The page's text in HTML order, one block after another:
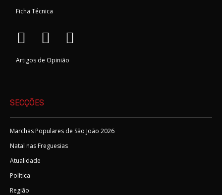
Ficha Técnica
Artigos de Opinião
SECÇÕES
Marchas Populares de São João 2026
Natal nas Freguesias
Atualidade
Política
Região